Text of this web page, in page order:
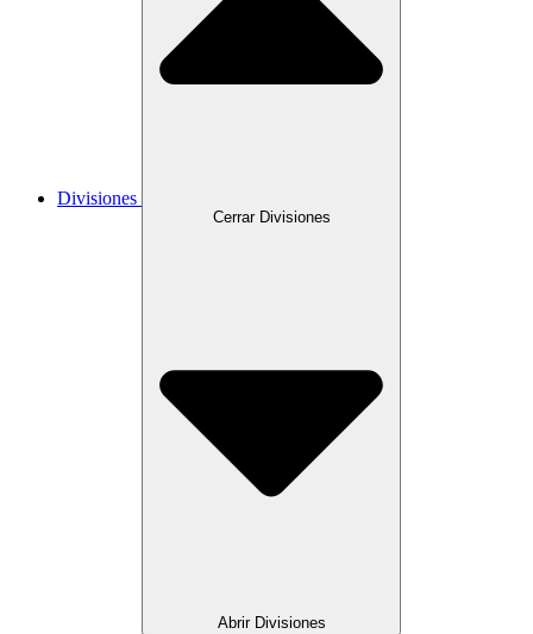
Divisiones
Cerrar Divisiones
Abrir Divisiones